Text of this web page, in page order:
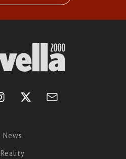
News
Reality